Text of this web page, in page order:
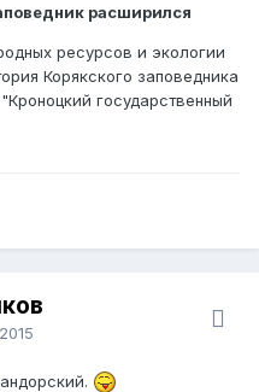
расширился
ресурсов и экологии
Корякского заповедника
государственный